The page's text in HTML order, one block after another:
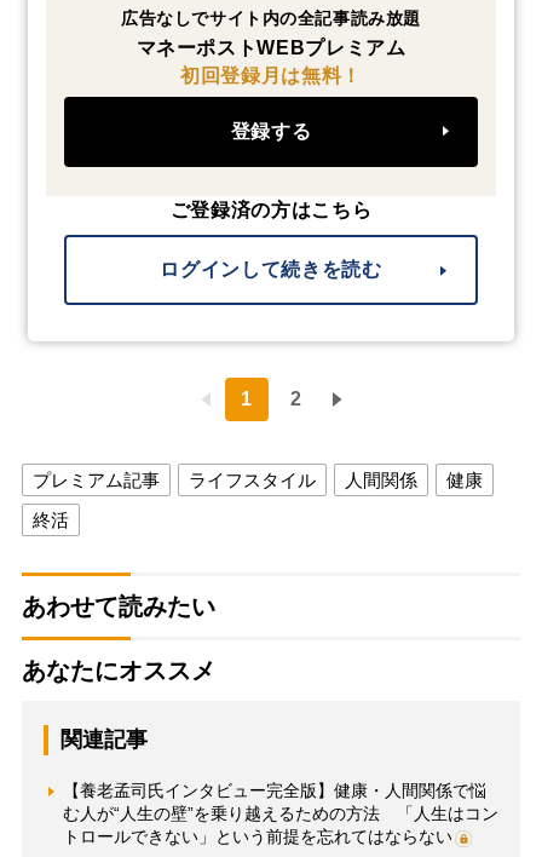
広告なしでサイト内の全記事読み放題
マネーポストWEBプレミアム
初回登録月は無料！
登録する
ご登録済の方はこちら
ログインして続きを読む
1 2
プレミアム記事 ライフスタイル 人間関係
健康
終活
あわせて読みたい
あなたにオススメ
関連記事
【養老孟司氏インタビュー完全版】健康・人間関係で悩
む人が“人生の壁”を乗り越えるための方法 「人生はコン
トロールできない」という前提を忘れてはならない